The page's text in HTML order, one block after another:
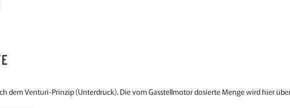
dem Venturi-Prinzip (Unterdruck). Die vom Gasstellmotor dosierte Menge wird hier